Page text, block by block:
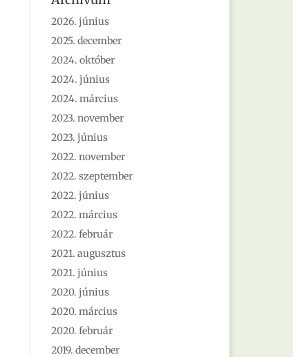
2026. június
2025. december
2024. október
2024. június
2024. március
2023. november
2023. június
2022. november
2022. szeptember
2022. június
2022. március
2022. február
2021. augusztus
2021. június
2020. június
2020. március
2020. február
2019. december